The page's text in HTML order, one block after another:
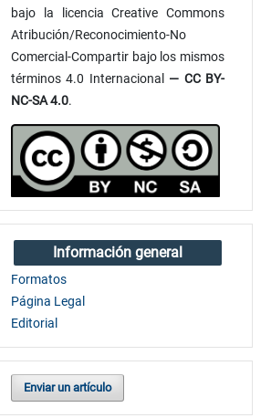
bajo la licencia Creative Commons
Atribución/Reconocimiento-No
Comercial-Compartir bajo los mismos
términos 4.0 Internacional — CC BY-
NC-SA 4.0.
Información general
Formatos
Página Legal
Editorial
Enviar un artículo